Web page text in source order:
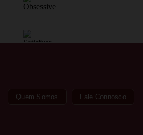
Quem Somos Fale Connosco